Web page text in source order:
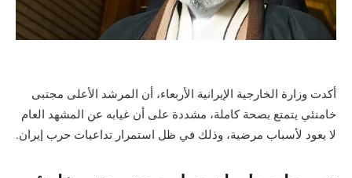
أكدت وزارة الخارجية الإيرانية الأربعاء، أن المرشد الأعلى مجتبى
خامنئي يتمتع بصحة كاملة، مشددة على أن غيابه عن المشهد العام
لا يعود لأسباب مرضية، وذلك في ظل استمرار تداعيات حرب إيران.